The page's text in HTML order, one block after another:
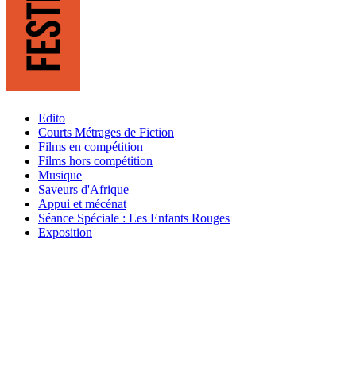
Edito
Courts Métrages de Fiction
Films en compétition
Films hors compétition
Musique
Saveurs d'Afrique
Appui et mécénat
Séance Spéciale : Les Enfants Rouges
Exposition